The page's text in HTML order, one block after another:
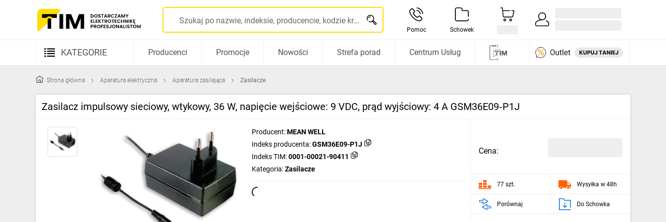
Szukaj po nazwie, indeksie, producencie, kodzie kreskowym...
Pomoc Schowek
KATEGORIE
Kable i przewody
Rozdzielnice i obudowy
Elementy prowadzenia kabli
Fotowoltaika
Producenci Promocje Nowości Strefa porad Centrum Usług
Strona główna Aparatura elektryczna Aparatura zasilająca Zasilacze
Zasilacz impulsowy sieciowy, wtykowy, 36 W, napięcie wejściowe: 9 VDC, prąd wyjściowy: 4 A GSM36E09‑P1J
Producent:MEAN WELL
Indeks producenta:GSM36E09-P1J
Indeks TIM:0001-00021-90411
Kategoria:Zasilacze
Cena:
77 szt. Wysyłka w 48h
Porównaj Do Schowka